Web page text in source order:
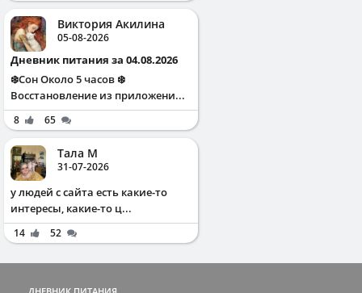
Виктория Акилина
05-08-2026
Дневник питания за 04.08.2026
❄️Сон Около 5 часов ❄️
Восстановление из приложени...
8 65
Тала М
31-07-2026
у людей с сайта есть какие-то
интересы, какие-то ц...
14 52